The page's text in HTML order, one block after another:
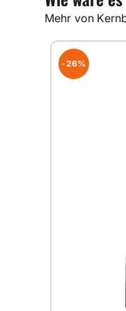
Mehr von
-26%